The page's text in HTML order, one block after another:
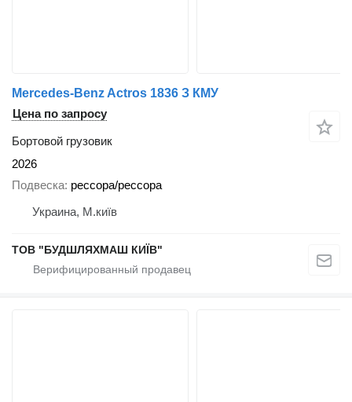
Mercedes-Benz Actros 1836 З КМУ
Цена по запросу
Бортовой грузовик
2026
Подвеска рессора/рессора
Украина, М.київ
ТОВ "БУДШЛЯХМАШ КИЇВ"